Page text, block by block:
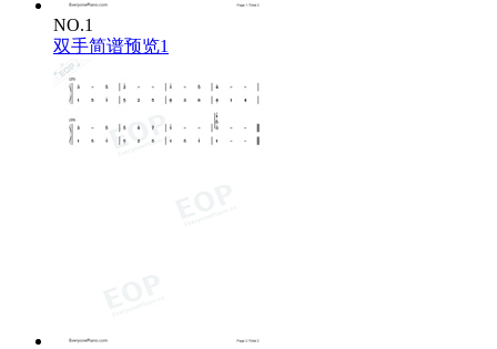
NO.1
双手简谱预览1